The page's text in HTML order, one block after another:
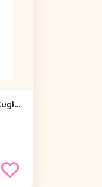
Kid'oh Aktivitetsbord m. Kuglespiraler